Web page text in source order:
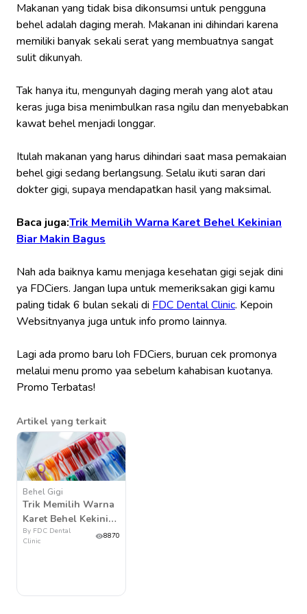
Makanan yang tidak bisa dikonsumsi untuk pengguna
behel adalah daging merah. Makanan ini dihindari karena
memiliki banyak sekali serat yang membuatnya sangat
sulit dikunyah.
Tak hanya itu, mengunyah daging merah yang alot atau
keras juga bisa menimbulkan rasa ngilu dan menyebabkan
kawat behel menjadi longgar.
Itulah makanan yang harus dihindari saat masa pemakaian
behel gigi sedang berlangsung. Selalu ikuti saran dari
dokter gigi, supaya mendapatkan hasil yang maksimal.
Baca juga:Trik Memilih Warna Karet Behel Kekinian
Biar Makin Bagus
Nah ada baiknya kamu menjaga kesehatan gigi sejak dini
ya FDCiers. Jangan lupa untuk memeriksakan gigi kamu
paling tidak 6 bulan sekali di FDC Dental Clinic. Kepoin
Websitnyanya juga untuk info promo lainnya.
Lagi ada promo baru loh FDCiers, buruan cek promonya
melalui menu promo yaa sebelum kahabisan kuotanya.
Promo Terbatas!
Artikel yang terkait
Behel Gigi
Trik Memilih Warna
Karet Behel Kekinian
Biar Makin Bagus
By FDC Dental
Clinic
8870